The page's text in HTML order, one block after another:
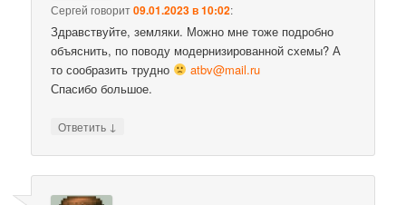
Сергей говорит09.01.2023 в 10:02:
Здравствуйте, земляки. Можно мне тоже подробно
объяснить, по поводу модернизированной схемы? А
то сообразить трудно
atbv@mail.ru
Спасибо большое.
Ответить ↓